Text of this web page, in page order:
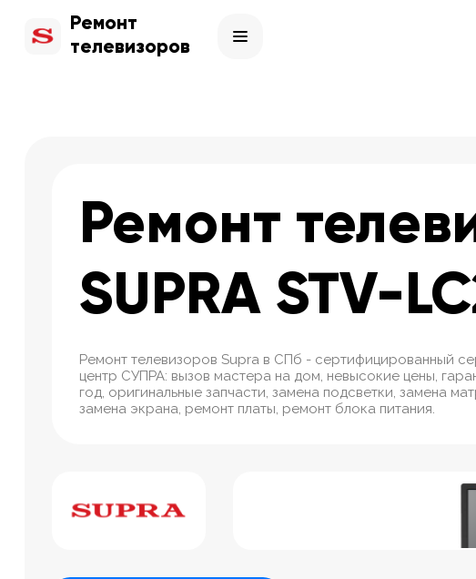
Ремонт
телевизоров
Ремонт
SUPRA STV-
Ремонт телевизоров Supra в СПб - сертифицированный
центр СУПРА: вызов мастера на дом, невысокие цены,
год, оригинальные запчасти, замена подсветки, замена
замена экрана, ремонт платы, ремонт блока питания.